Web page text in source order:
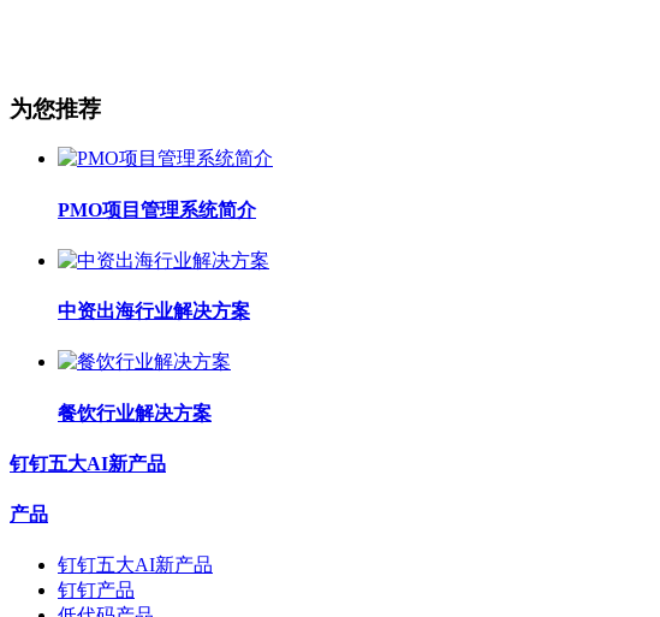
为您推荐
PMO项目管理系统简介
中资出海行业解决方案
餐饮行业解决方案
钉钉五大AI新产品
产品
钉钉五大AI新产品
钉钉产品